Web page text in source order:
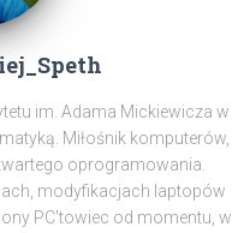
im. Adama Mickiewicza w
Miłośnik komputerów,
oprogramowania.
modyfikacjach laptopów
PC'towiec od momentu, w